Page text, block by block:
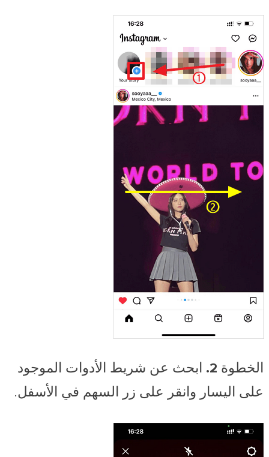
الخطوة 2.
ابحث عن شريط الأدوات الموجود
على اليسار وانقر على زر السهم في الأسفل.